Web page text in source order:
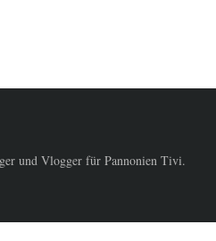
und Vlogger für Pannonien Tivi.